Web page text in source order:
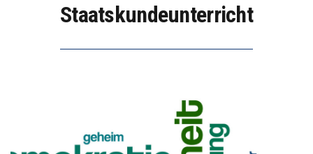
Staatskundeunterricht